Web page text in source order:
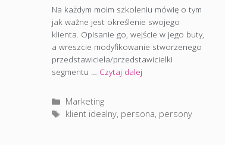
Na każdym moim szkoleniu mówię o tym
jak ważne jest określenie swojego
klienta. Opisanie go, wejście w jego buty,
a wreszcie modyfikowanie stworzenego
przedstawiciela/przedstawicielki
segmentu … Czytaj dalej
Kategorie
Marketing
Tagi
klient idealny, persona, persony